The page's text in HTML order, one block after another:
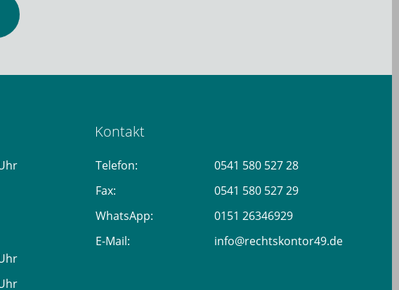
Kontakt
Telefon:
0541 580 527 28
Fax:
0541 580 527 29
WhatsApp:
0151 26346929
E-Mail:
info@rechtskontor49.de